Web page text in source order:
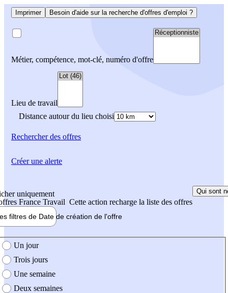
Imprimer Besoin d'aide sur la recherche d'offres d'emploi ?
Métier, compétence, mot-clé, numéro d'offre
Lieu de travail
Distance autour du lieu choisi
Rechercherdes offres
uniquement
France Travail Cette action recharge la liste des offres
Qui sont
filtres de Date de création de l'offre
création de l'offre
Un jour
Trois jours
Une semaine
Deux semaines
Créer une alerte